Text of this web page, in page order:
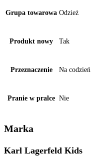
Grupa towarowa Odzież
Produkt nowy Tak
Przeznaczenie Na codzień
Pranie w pralce Nie
Marka
Karl Lagerfeld Kids